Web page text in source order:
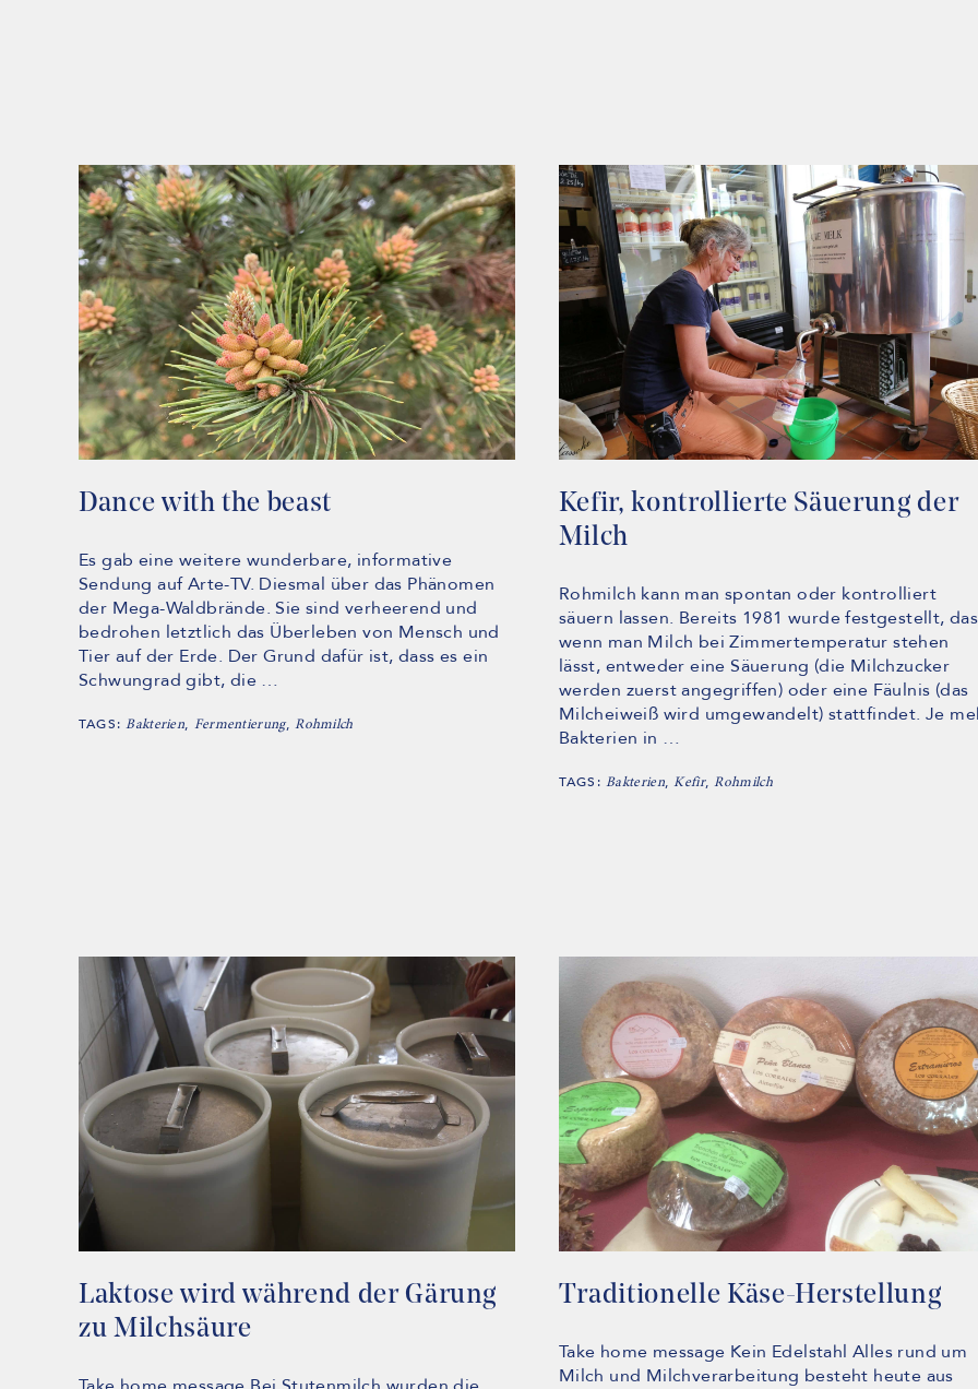
Dance with the beast
Es gab eine weitere wunderbare, informative
Sendung auf Arte-TV. Diesmal über das Phänomen
der Mega-Waldbrände. Sie sind verheerend und
bedrohen letztlich das Überleben von Mensch und
Tier auf der Erde. Der Grund dafür ist, dass es ein
Schwungrad gibt, die …
TAGS:Bakterien, Fermentierung,Rohmilch
Kefir, kontrollierte Säuerung der
Milch
Rohmilch kann man spontan oder kontrolliert
säuern lassen. Bereits 1981 wurde festgestellt,
wenn man Milch bei Zimmertemperatur stehen
lässt, entweder eine Säuerung (die Milchzucker
werden zuerst angegriffen) oder eine Fäulnis (das
Milcheiweiß wird umgewandelt) stattfindet. Je
Bakterien in …
TAGS:Bakterien,Kefir,Rohmilch
Laktose wird während der Gärung
zu Milchsäure
Traditionelle Käse-Herstellung
Take home message Kein Edelstahl Alles rund um
Milch und Milchverarbeitung besteht heute aus